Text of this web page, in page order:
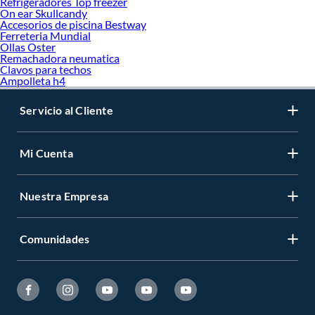
On ear Skullcandy
Accesorios de piscina Bestway
Ferreteria Mundial
Ollas Oster
Remachadora neumatica
Clavos para techos
Ampolleta h4
Servicio al Cliente
Mi Cuenta
Nuestra Empresa
Comunidades